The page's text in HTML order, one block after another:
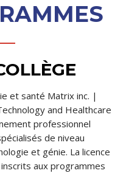
et santé Matrix inc. |
and Healthcare
professionnel
de niveau
et génie. La licence
aux programmes